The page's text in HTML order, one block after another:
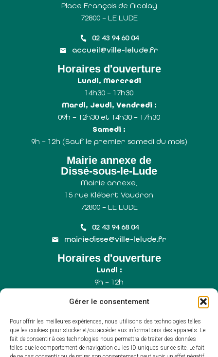
Gérer le consentement
Pour offrir les meilleures expériences, nous utilisons des technologies telles
que les cookies pour stocker et/ou accéder aux informations des appareils. Le
fait de consentir à ces technologies nous permettra de traiter des données
telles que le comportement de navigation ou les ID uniques sur ce site. Le fait
Place François de Nicolaÿ
72800 – LE LUDE
02 43 94 60 04
accueil@ville-lelude.fr
Horaires d'ouverture
Lundi, Mercredi
14h30 – 17h30
Mardi, Jeudi, Vendredi :
09h – 12h30 et 14h30 – 17h30
Samedi :
9h – 12h (Sauf le premier samedi du mois)
Mairie annexe de
Dissé-sous-le-Lude
Mairie annexe,
15 rue Klébert Vaudron
72800 – LE LUDE
02 43 94 68 04
mairiedisse@ville-lelude.fr
Horaires d'ouverture
Lundi :
9h – 12h
9h – 12h
Samedi :
9h – 12h (Uniquement le 1er samedi du mois)